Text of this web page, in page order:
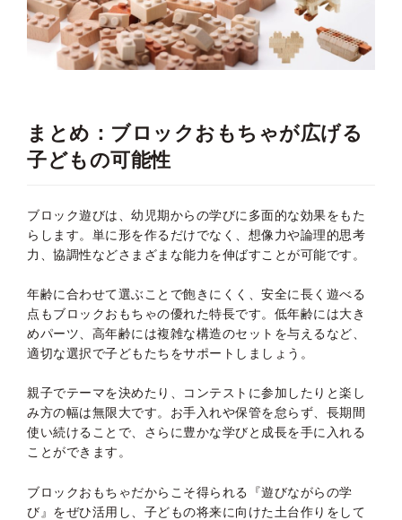
まとめ：ブロックおもちゃが広げる
子どもの可能性
ブロック遊びは、幼児期からの学びに多面的な効果をもた
らします。単に形を作るだけでなく、想像力や論理的思考
力、協調性などさまざまな能力を伸ばすことが可能です。
年齢に合わせて選ぶことで飽きにくく、安全に長く遊べる
点もブロックおもちゃの優れた特長です。低年齢には大き
めパーツ、高年齢には複雑な構造のセットを与えるなど、
適切な選択で子どもたちをサポートしましょう。
親子でテーマを決めたり、コンテストに参加したりと楽し
み方の幅は無限大です。お手入れや保管を怠らず、長期間
使い続けることで、さらに豊かな学びと成長を手に入れる
ことができます。
ブロックおもちゃだからこそ得られる『遊びながらの学
び』をぜひ活用し、子どもの将来に向けた土台作りをして